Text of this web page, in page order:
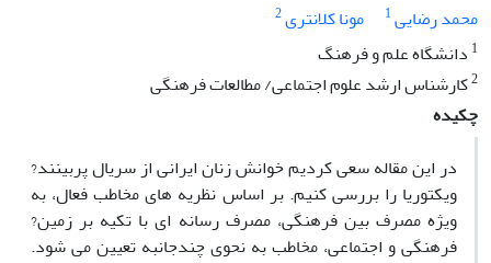
محمد رضایی1 مونا کلانتری2
1 دانشگاه علم و فرهنگ
2کارشناس ارشد علوم اجتماعی/ مطالعات فرهنگی
چکیده
در این مقاله سعی کردیم خوانش زنان ایرانی از سریال پربینند?
ویکتوریا را بررسی کنیم. بر اساس نظریه های مخاطب فعال، به
ویژه مصرف بین فرهنگی، مصرف رسانه ای با تکیه بر زمین?
فرهنگی و اجتماعی، مخاطب به نحوی چندجانبه تعیین می شود.